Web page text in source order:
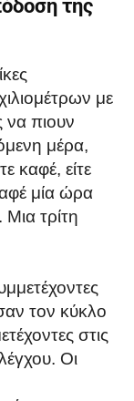
της
με
να πιουν
μέρα,
καφέ, είτε
μία ώρα
Μια τρίτη
τον κύκλο
στις
Οι